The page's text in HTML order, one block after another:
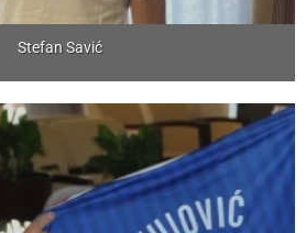
Stefan Savić